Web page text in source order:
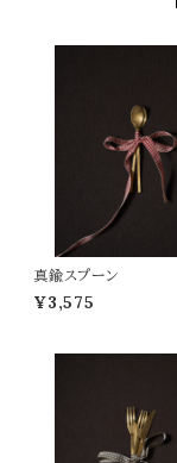
真鍮スプーン
¥3,575